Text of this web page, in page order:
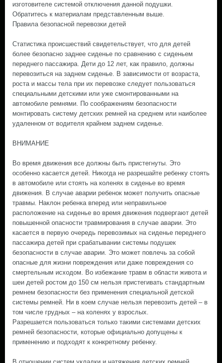
изготовителе системой отключения данной подушки.
Обратитесь к материалам представленным выше.
Правила безопасной перевозки детей
Статистика происшествий свидетельствует, что для детей
более безопасно заднее сиденье по сравнению с сиденьем
переднего пассажира. Дети до 12 лет, как правило, должны
перевозиться на заднем сиденье. В зависимости от возраста,
роста и массы тела при их перевозке следует пользоваться
специальными детскими или уже смонтированными на
автомобиле ремнями. По соображениям безопасности
монтировать систему детских ремней на среднем или наиболее
удаленном от водителя крайнем заднем сиденье.
ВНИМАНИЕ
Во время движения все должны быть пристегнуты. Это
особенно касается детей. Никогда не разрешайте ребенку стоять
в автомобиле или стоять на коленях в сиденье во время
движения. В случае аварии ребенок может получить опасные
травмы. Наклон ребенка вперед или неправильное
расположение на сиденье во время движения подвергают детей
повышенной опасности травмирования в случае аварии. Это
касается в первую очередь перевозимых на сиденье переднего
пассажира детей при срабатывании системы подушек
безопасности в случае аварии. Это может повлечь за собой
опасные для жизни повреждения или даже повреждения со
смертельным исходом. Во избежание травм в области живота и
шеи детей ростом до 150 см нельзя пристегивать стандартным
ремнем безопасности без применения специальной детской
системы ремней. Ни в коем случае нельзя перевозить детей – в
том числе грудных – на коленях у взрослых.
Разрешается пользоваться только такими системами детских
ремней безопасности, которые официально допущены к
применению и подходят к конкретному ребенку.